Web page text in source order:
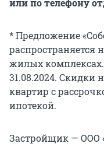
или по телефону
* Предложение
распространяется
жилых комплексах.
31.08.2024. Скидки
квартир с
ипотекой.
Застройщик — ООО